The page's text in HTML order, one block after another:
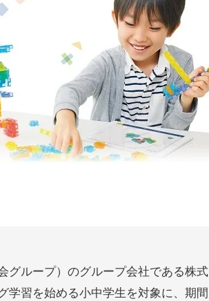
グループ）のグループ会社である株式
学習を始める小中学生を対象に、期間